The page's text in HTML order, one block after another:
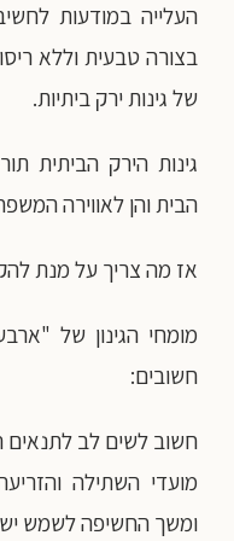
העלייה במודעות
בצורה טבעית וללא
של גינות ירק ביתיות.
גינות הירק הביתית
הבית והן לאווירה
אז מה צריך על מנת
מומחי הגינון של
חשובים:
חשוב לשים לב לתנאים
מועדי השתילה
ומשך החשיפה לשמש